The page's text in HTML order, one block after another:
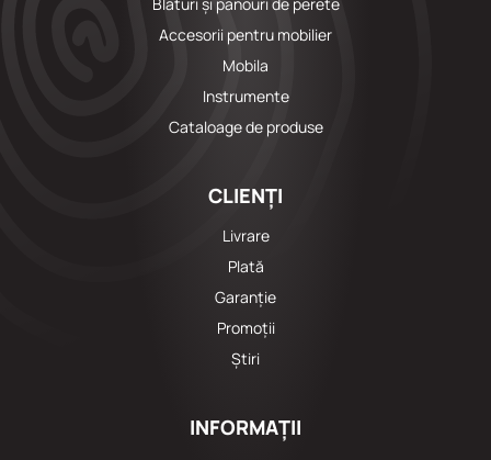
Accesorii pentru mobilier
Mobila
Instrumente
Cataloage de produse
CLIENȚI
Livrare
Plată
Garanție
Promoții
Știri
INFORMAȚII